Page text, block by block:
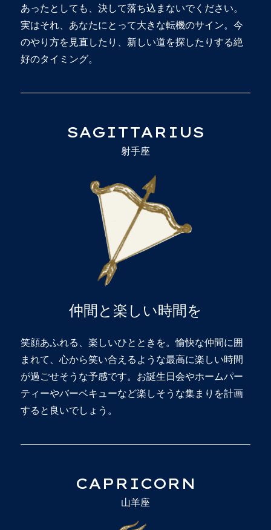
あったとしても、決して落ち込まないでください。
実はそれ、あなたにとって大きな転機のサイン。今
のやり方を見直したり、新しい道を探したりする絶
好のタイミング。
SAGITTARIUS
射手座
仲間と楽しい時間を
笑顔あふれる、楽しいひとときを。愉快な仲間に囲
まれて、心から笑い合えるような最高に楽しい時間
が過ごせそうな予感です。お誕生日会やホームパー
ティーやバーベキューなど楽しそうな集まりを計画
すると良いでしょう。
CAPRICORN
山羊座